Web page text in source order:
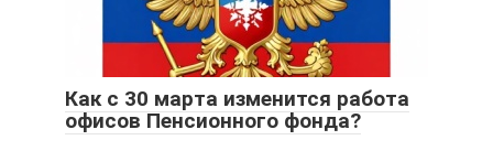
Как с 30 марта изменится работа
офисов Пенсионного фонда?